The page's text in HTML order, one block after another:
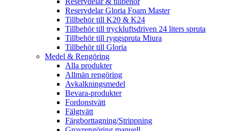
Reservdelar Gloria Foam Master
Tillbehör till K20 & K24
Tillbehör till tryckluftsdriven 24 liters spruta
Tillbehör till ryggspruta Miura
Tillbehör till Gloria
Medel & Rengöring
Alla produkter
Allmän rengöring
Avkalkningsmedel
Bevara-produkter
Fordonstvätt
Fälgtvätt
Färgborttagning/Strippning